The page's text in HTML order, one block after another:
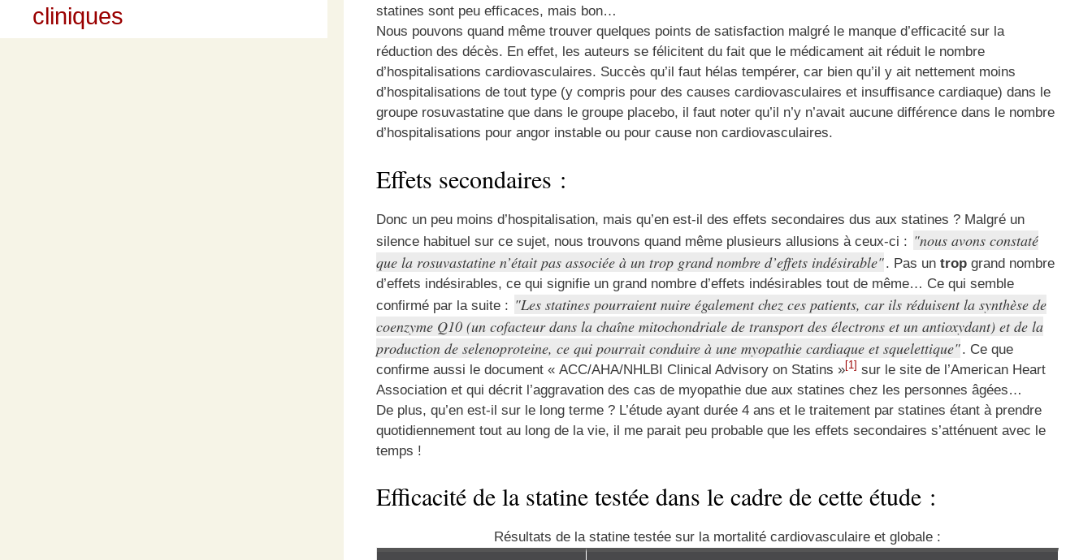
statines sont peu efficaces, mais bon…
Nous pouvons quand même trouver quelques points de satisfaction malgré le manque d’efficacité sur la
réduction des décès. En effet, les auteurs se félicitent du fait que le médicament ait réduit le nombre
d’hospitalisations cardiovasculaires. Succès qu’il faut hélas tempérer, car bien qu’il y ait nettement moins
d’hospitalisations de tout type (y compris pour des causes cardiovasculaires et insuffisance cardiaque) dans le
groupe rosuvastatine que dans le groupe placebo, il faut noter qu’il n’y n’avait aucune différence dans le nombre
d’hospitalisations pour angor instable ou pour cause non cardiovasculaires.
Effets secondaires :
Donc un peu moins d’hospitalisation, mais qu’en est-il des effets secondaires dus aux statines ? Malgré un
silence habituel sur ce sujet, nous trouvons quand même plusieurs allusions à ceux-ci :
nous avons constaté
que la rosuvastatine n’était pas associée à un trop grand nombre d’effets indésirable . Pas untrop grand nombre
d’effets indésirables, ce qui signifie un grand nombre d’effets indésirables tout de même… Ce qui semble
confirmé par la suite :
Les statines pourraient nuire également chez ces patients, car ils réduisent la synthèse de
coenzyme Q10 (un cofacteur dans la chaîne mitochondriale de transport des électrons et un antioxydant) et de la
production de selenoproteine, ce qui pourrait conduire à une myopathie cardiaque et squelettique . Ce que
confirme aussi le document « ACC/AHA/NHLBI Clinical Advisory on Statins »[1] sur le site de l’American Heart
Association et qui décrit l’aggravation des cas de myopathie due aux statines chez les personnes âgées…
De plus, qu’en est-il sur le long terme ? L’étude ayant durée 4 ans et le traitement par statines étant à prendre
quotidiennement tout au long de la vie, il me parait peu probable que les effets secondaires s’atténuent avec le
temps !
Efficacité de la statine testée dans le cadre de cette étude :
Résultats de la statine testée sur la mortalité cardiovasculaire et globale :
cliniques